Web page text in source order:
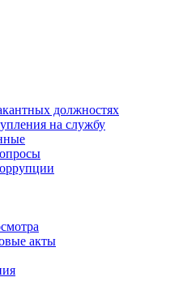
должностях
на службу
акты